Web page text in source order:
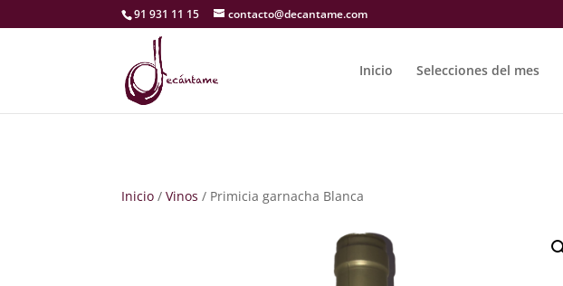
91 931 11 15 contacto@decantame.com
Inicio Selecciones del mes
Inicio /Vinos / Primicia garnacha Blanca